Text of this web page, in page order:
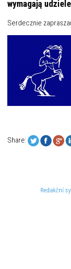
wymagają
Serdecznie
Share:
Redakční